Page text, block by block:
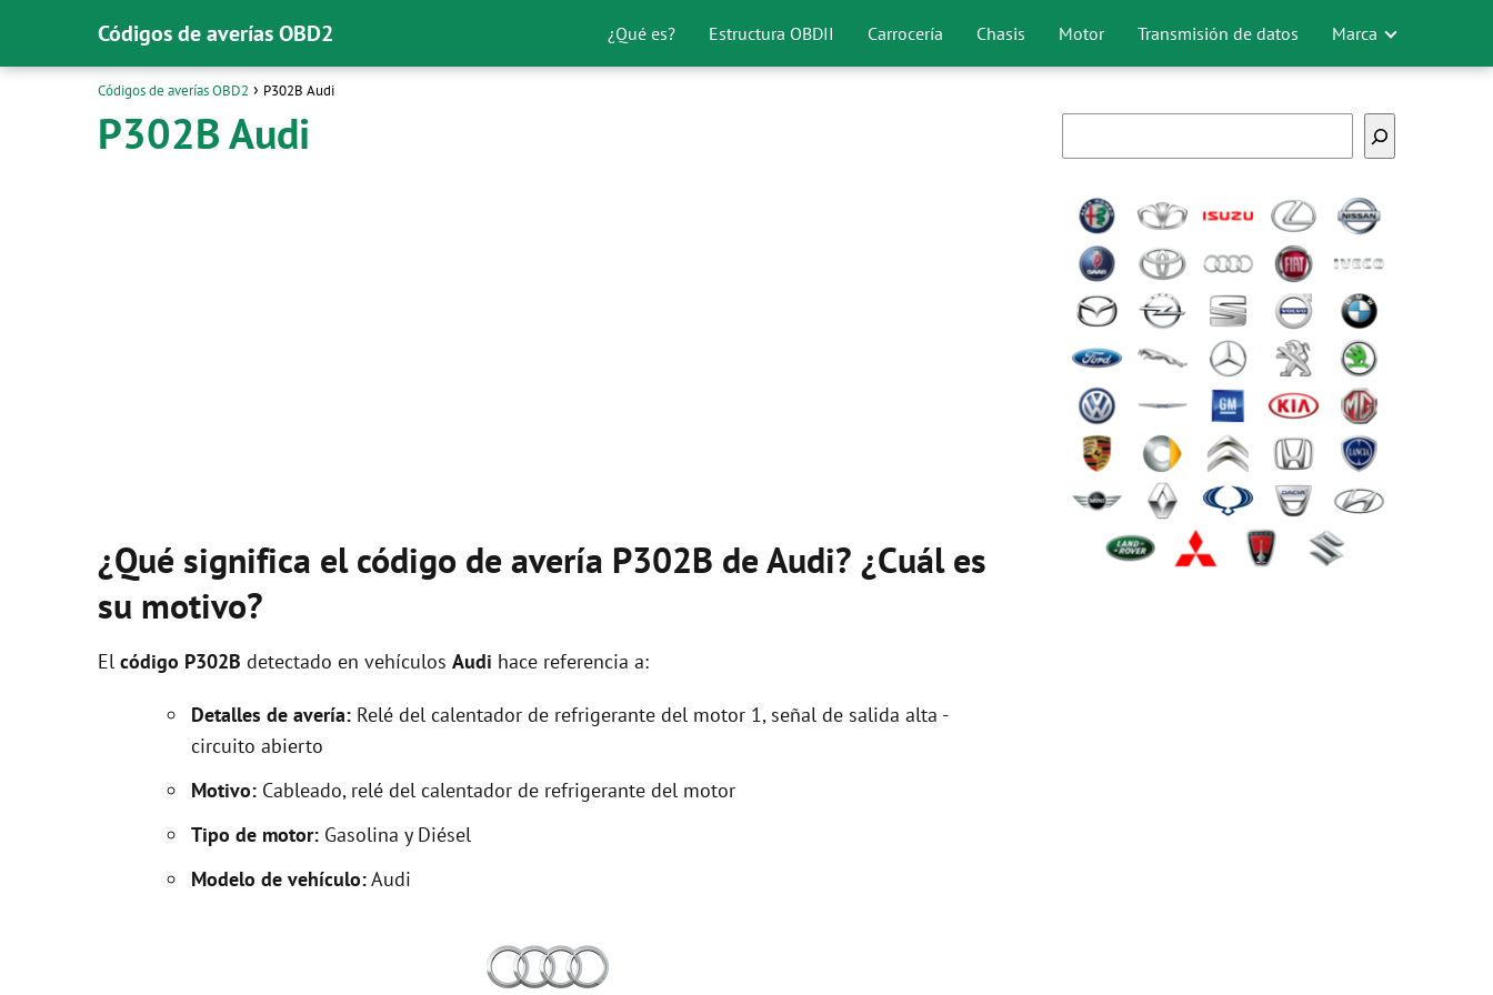
Códigos de averías OBD2 ¿Qué es? Estructura OBDII Carrocería Chasis Motor Transmisión de datos Marca
Códigos de averías OBD2 P302B Audi
P302B Audi
¿Qué significa el código de avería P302B de Audi? ¿Cuál es
su motivo?
El código P302B detectado en vehículos Audi hace referencia a:
Detalles de avería: Relé del calentador de refrigerante del motor 1, señal de salida alta -
circuito abierto
Motivo: Cableado, relé del calentador de refrigerante del motor
Tipo de motor: Gasolina y Diésel
Modelo de vehículo:Audi